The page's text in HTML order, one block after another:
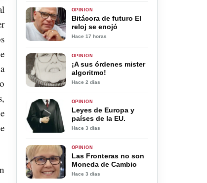
OPINIÓN
Bitácora de futuro El
reloj se enojó
Hace 17 horas
OPINIÓN
¡A sus órdenes mister
algoritmo!
Hace 2 días
OPINIÓN
Leyes de Europa y
países de la EU.
Hace 3 días
OPINIÓN
Las Fronteras no son
Moneda de Cambio
Hace 3 días